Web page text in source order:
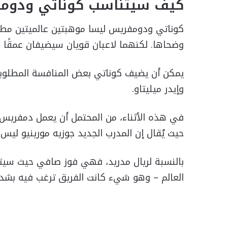
كوناتي ودومفريس ليسا موهبتين عالميتين
وضحاها. لكنهما لاعبان قويان سيضيفان عمقًا
يمكن أن يضيف كوناتي بعض المنافسة
وإيدر ميليتاو.
في هذه الأثناء، من المحتمل أن يعمل
حيث يُقال إن المدرب الجديد جوزيه مورينيو
بالنسبة لريال مدريد، فهي فوز صافي حيث
العالم – وهو شيء كانت الفريق ترغب فيه